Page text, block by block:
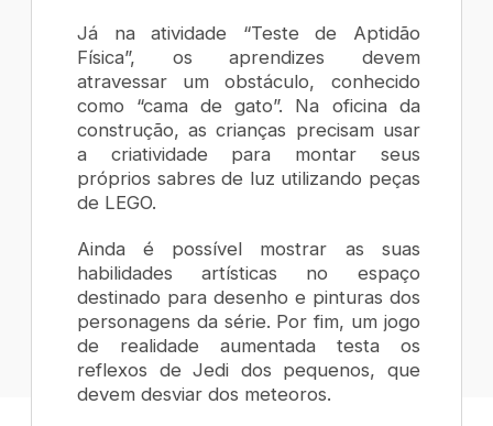
Já na atividade “Teste de Aptidão
Física”, os aprendizes devem
atravessar um obstáculo, conhecido
como “cama de gato”. Na oficina da
construção, as crianças precisam usar
a criatividade para montar seus
próprios sabres de luz utilizando peças
de LEGO.
Ainda é possível mostrar as suas
habilidades artísticas no espaço
destinado para desenho e pinturas dos
personagens da série. Por fim, um jogo
de realidade aumentada testa os
reflexos de Jedi dos pequenos, que
devem desviar dos meteoros.